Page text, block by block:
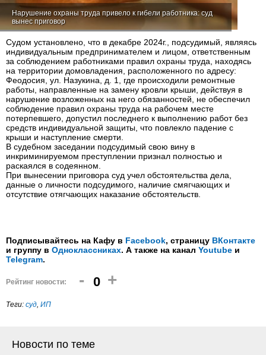
Нарушение охраны труда привело к гибели работника: суд
вынес приговор
Судом установлено, что в декабре 2024г., подсудимый, являясь
индивидуальным предпринимателем и лицом, ответственным
за соблюдением работниками правил охраны труда, находясь
на территории домовладения, расположенного по адресу:
Феодосия, ул. Назукина, д. 1, где происходили ремонтные
работы, направленные на замену кровли крыши, действуя в
нарушение возложенных на него обязанностей, не обеспечил
соблюдение правил охраны труда на рабочем месте
потерпевшего, допустил последнего к выполнению работ без
средств индивидуальной защиты, что повлекло падение с
крыши и наступление смерти.
В судебном заседании подсудимый свою вину в
инкриминируемом преступлении признал полностью и
раскаялся в содеянном.
При вынесении приговора суд учел обстоятельства дела,
данные о личности подсудимого, наличие смягчающих и
отсутствие отягчающих наказание обстоятельств.
Подписывайтесь на Кафу в Facebook, страницу ВКонтакте
и группу в Одноклассниках. А также на канал Youtube и
Telegram.
Рейтинг новости: - 0 +
Теги: суд, ИП
Новости по теме